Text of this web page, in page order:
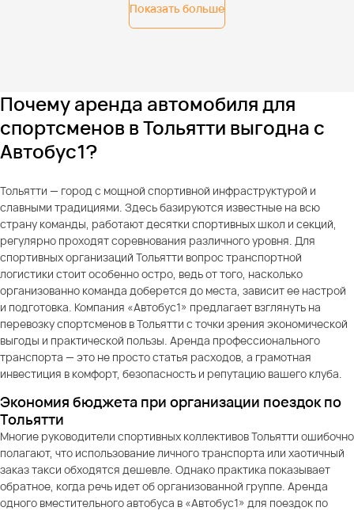
Показать больше
Почему аренда автомобиля для
спортсменов в Тольятти выгодна с
Автобус1?
Тольятти — город с мощной спортивной инфраструктурой и
славными традициями. Здесь базируются известные на всю
страну команды, работают десятки спортивных школ и секций,
регулярно проходят соревнования различного уровня. Для
спортивных организаций Тольятти вопрос транспортной
логистики стоит особенно остро, ведь от того, насколько
организованно команда доберется до места, зависит ее настрой
и подготовка. Компания «Автобус1» предлагает взглянуть на
перевозку спортсменов в Тольятти с точки зрения экономической
выгоды и практической пользы. Аренда профессионального
транспорта — это не просто статья расходов, а грамотная
инвестиция в комфорт, безопасность и репутацию вашего клуба.
Экономия бюджета при организации поездок по
Тольятти
Многие руководители спортивных коллективов Тольятти ошибочно
полагают, что использование личного транспорта или хаотичный
заказ такси обходятся дешевле. Однако практика показывает
обратное, когда речь идет об организованной группе. Аренда
одного вместительного автобуса в «Автобус1» для поездок по